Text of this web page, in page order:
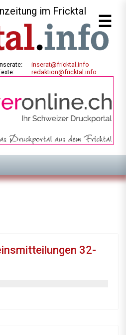
im Fricktal
inserat@fricktal.info
redaktion@fricktal.info
32-